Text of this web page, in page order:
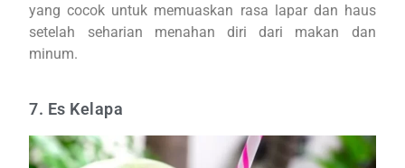
yang cocok untuk memuaskan rasa lapar dan haus
setelah seharian menahan diri dari makan dan
minum.
7. Es Kelapa